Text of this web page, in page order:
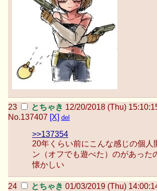
とちゃき 12/20/2018 (Thu)
No.137407 [X] del
>>137354
20年くらい前にこんな感じの個人
ン（オフでも遊べた）のがあった
懐かしい
とちゃき 01/03/2019 (Thu)